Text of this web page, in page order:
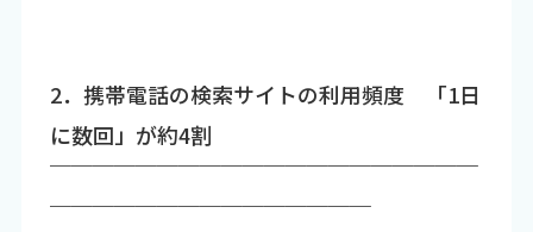
2．携帯電話の検索サイトの利用頻度 「1日
に数回」が約4割
￣￣￣￣￣￣￣￣￣￣￣￣￣￣￣￣￣￣￣￣
￣￣￣￣￣￣￣￣￣￣￣￣￣￣￣